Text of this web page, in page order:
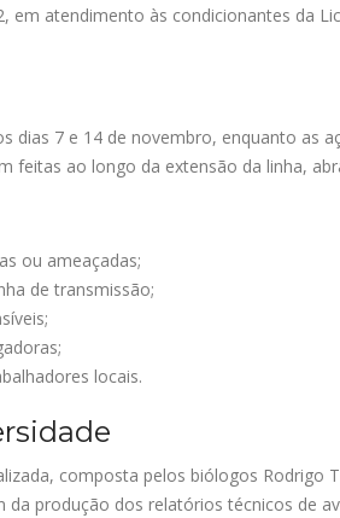
em atendimento às condicionantes da
7 e 14 de novembro, enquanto as
feitas ao longo da extensão da linha,
ou ameaçadas;
de transmissão;
locais.
composta pelos biólogos Rodrigo
produção dos relatórios técnicos de